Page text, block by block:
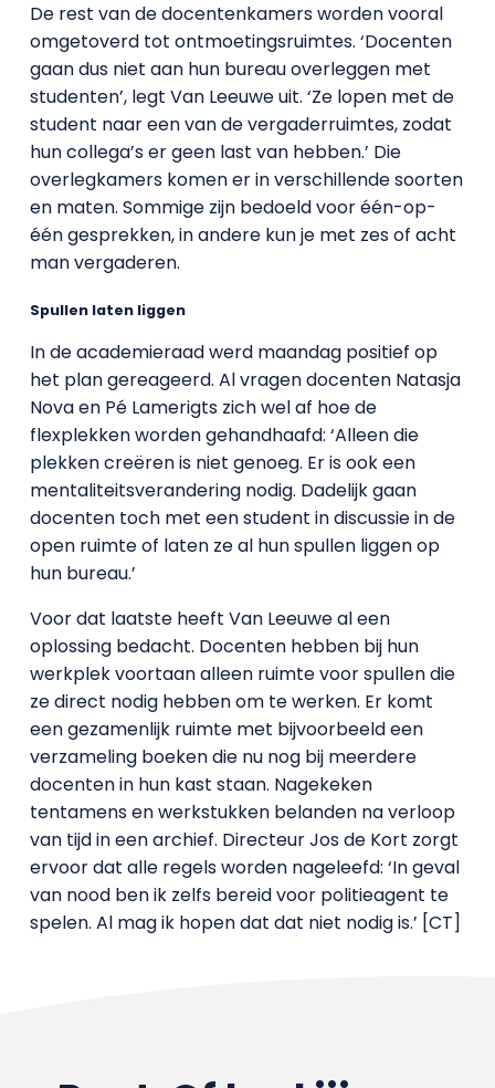
De rest van de docentenkamers worden vooral
omgetoverd tot ontmoetingsruimtes. ‘Docenten
gaan dus niet aan hun bureau overleggen met
studenten’, legt Van Leeuwe uit. ‘Ze lopen met de
student naar een van de vergaderruimtes, zodat
hun collega’s er geen last van hebben.’ Die
overlegkamers komen er in verschillende soorten
en maten. Sommige zijn bedoeld voor één-op-
één gesprekken, in andere kun je met zes of acht
man vergaderen.
Spullen laten liggen
In de academieraad werd maandag positief op
het plan gereageerd. Al vragen docenten Natasja
Nova en Pé Lamerigts zich wel af hoe de
flexplekken worden gehandhaafd: ‘Alleen die
plekken creëren is niet genoeg. Er is ook een
mentaliteitsverandering nodig. Dadelijk gaan
docenten toch met een student in discussie in de
open ruimte of laten ze al hun spullen liggen op
hun bureau.’
Voor dat laatste heeft Van Leeuwe al een
oplossing bedacht. Docenten hebben bij hun
werkplek voortaan alleen ruimte voor spullen die
ze direct nodig hebben om te werken. Er komt
een gezamenlijk ruimte met bijvoorbeeld een
verzameling boeken die nu nog bij meerdere
docenten in hun kast staan. Nagekeken
tentamens en werkstukken belanden na verloop
van tijd in een archief. Directeur Jos de Kort zorgt
ervoor dat alle regels worden nageleefd: ‘In geval
van nood ben ik zelfs bereid voor politieagent te
spelen. Al mag ik hopen dat dat niet nodig is.’ [CT]